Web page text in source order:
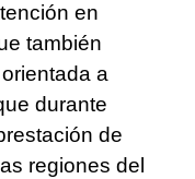
en
también
a
durante
de
regiones del